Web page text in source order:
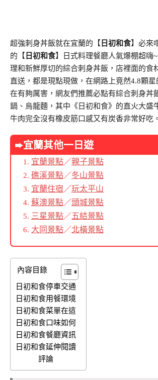
超強刺身丼飯就在宜蘭的【 日初和食】必來
的【 日初和食】日式料理餐廳人氣爆棚超嗨
理和新鮮厚切的綜合刺身丼飯，店裡面的食
直送，都是現點現做，在網路上竟然4.8顆
在有夠厲害，網友們推薦必點有綜合刺身丼
鍋、烏龍麵，其中《日初和食》的直火大盛
牛肉完全沒有橡皮筋口感又有炭香非常好吃。
➨宜蘭其他一日遊
宜蘭景點／親子景點
礁溪景點／冬山景點
宜蘭住宿 ／玩太平山
蘇澳景點／頭城景點
三星景點／五結景點
大同景點／北橫景點
內容目錄
日初和食停車交通
日初和食用餐環境
日初和食菜單在這
日初和食口味如何
日初和食餐廳資訊
日初和食延伸閱讀
評論